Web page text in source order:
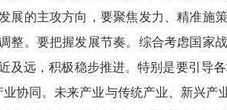
展的主攻方向，要聚焦发力、精准施
整。要把握发展节奏。综合考虑国家
及远，积极稳步推进。特别是要引导
业协同。未来产业与传统产业、新兴